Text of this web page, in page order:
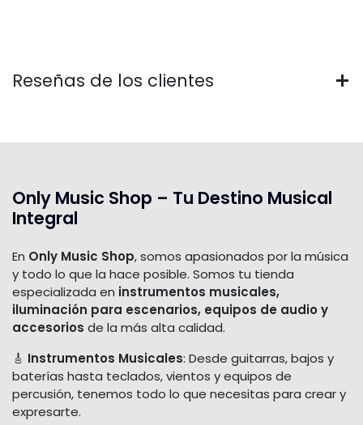
Reseñas de los clientes
Only Music Shop – Tu Destino Musical
Integral
En Only Music Shop, somos apasionados por la música
y todo lo que la hace posible. Somos tu tienda
especializada en instrumentos musicales,
iluminación para escenarios, equipos de audio y
accesorios de la más alta calidad.
🎸 Instrumentos Musicales: Desde guitarras, bajos y
baterías hasta teclados, vientos y equipos de
percusión, tenemos todo lo que necesitas para crear y
expresarte.